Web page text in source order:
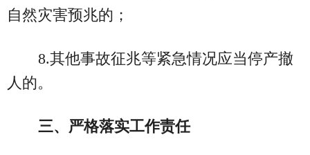
自然灾害预兆的；
8.其他事故征兆等紧急情况应当停产撤
人的。
三、严格落实工作责任